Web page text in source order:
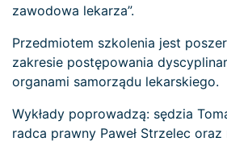
zawodowa lekarza”.
Przedmiotem szkolenia jest
zakresie postępowania
organami samorządu lekarskiego.
Wykłady poprowadzą: sędzia
radca prawny Paweł Strzelec oraz